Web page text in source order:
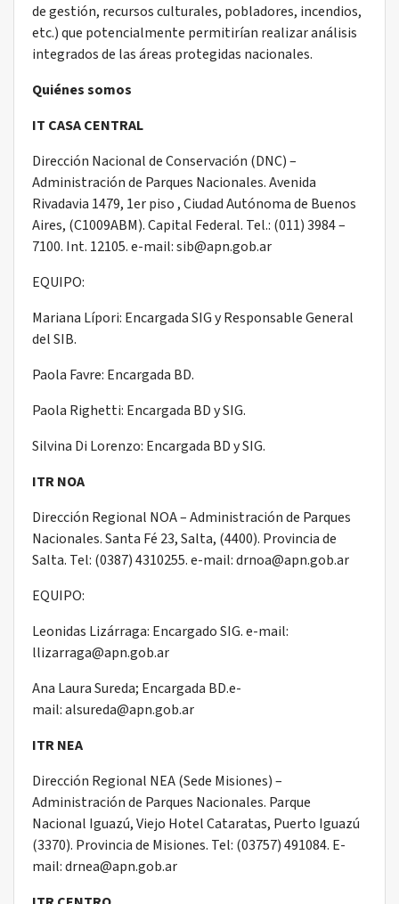
de gestión, recursos culturales, pobladores, incendios,
etc.) que potencialmente permitirían realizar análisis
integrados de las áreas protegidas nacionales.
Quiénes somos
IT CASA CENTRAL
Dirección Nacional de Conservación (DNC) –
Administración de Parques Nacionales. Avenida
Rivadavia 1479, 1er piso , Ciudad Autónoma de Buenos
Aires, (C1009ABM). Capital Federal. Tel.: (011) 3984 –
7100. Int. 12105. e-mail: sib@apn.gob.ar
EQUIPO:
Mariana Lípori: Encargada SIG y Responsable General
del SIB.
Paola Favre: Encargada BD.
Paola Righetti: Encargada BD y SIG.
Silvina Di Lorenzo: Encargada BD y SIG.
ITR NOA
Dirección Regional NOA – Administración de Parques
Nacionales. Santa Fé 23, Salta, (4400). Provincia de
Salta. Tel: (0387) 4310255. e-mail: drnoa@apn.gob.ar
EQUIPO:
Leonidas Lizárraga: Encargado SIG. e-mail:
llizarraga@apn.gob.ar
Ana Laura Sureda; Encargada BD.e-
mail: alsureda@apn.gob.ar
ITR NEA
Dirección Regional NEA (Sede Misiones) –
Administración de Parques Nacionales. Parque
Nacional Iguazú, Viejo Hotel Cataratas, Puerto Iguazú
(3370). Provincia de Misiones. Tel: (03757) 491084. E-
mail: drnea@apn.gob.ar